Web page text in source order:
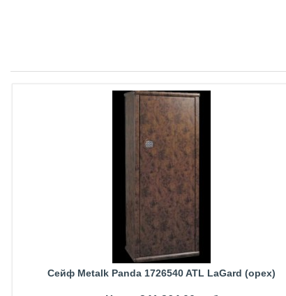
Сейф Metalk Panda 1726540 ATL LaGard (орех)